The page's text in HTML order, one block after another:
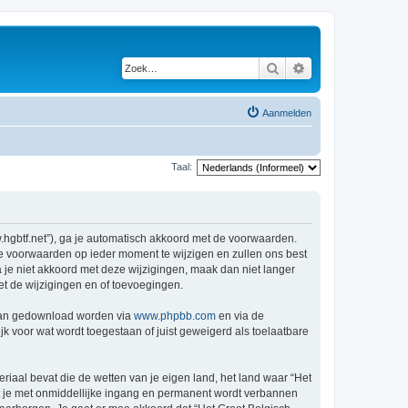
Zoek
Aanmelden
Taal:
ga je automatisch akkoord met de voorwaarden.
voorwaarden op ieder moment te wijzigen en zullen ons best
niet akkoord met deze wijzigingen, maak dan niet langer
de wijzigingen en of toevoegingen.
gedownload worden via www.phpbb.com en via de
voor wat wordt toegestaan of juist geweigerd als toelaatbare
bevat die de wetten van je eigen land, het land waar “Het
met onmiddellijke ingang en permanent wordt verbannen